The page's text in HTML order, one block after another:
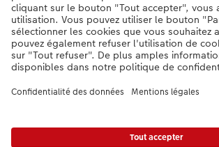
Si vous avez des questions concernant nos produits
n'hésitez pas à nous contacter du lundi au
(hors jours fériés), au numéro de téléphone044 499
20h
DE|FR| IT
* Les prix s’entendent TVA comprise, frais de
Le produit présenté a